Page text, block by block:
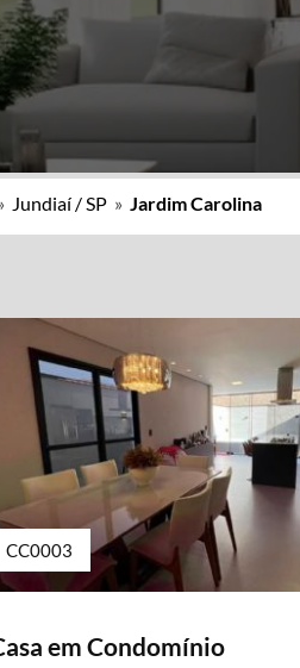
Jundiaí / SP » Jardim Carolina
CC0003
em Condomínio